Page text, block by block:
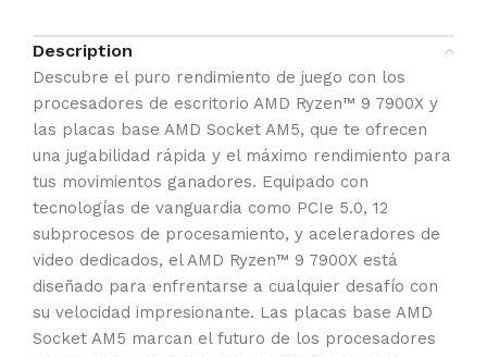
Description
Descubre el puro rendimiento de juego con los
procesadores de escritorio AMD Ryzen™ 9 7900X y
las placas base AMD Socket AM5, que te ofrecen
una jugabilidad rápida y el máximo rendimiento para
tus movimientos ganadores. Equipado con
tecnologías de vanguardia como PCIe 5.0, 12
subprocesos de procesamiento, y aceleradores de
video dedicados, el AMD Ryzen™ 9 7900X está
diseñado para enfrentarse a cualquier desafío con
su velocidad impresionante. Las placas base AMD
Socket AM5 marcan el futuro de los procesadores